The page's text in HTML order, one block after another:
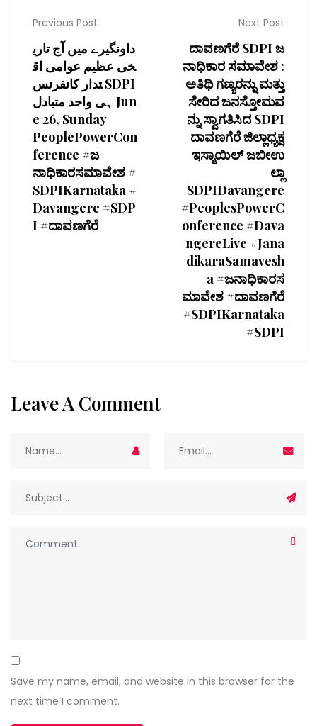
Previous Post
داونگیرے میں آج تاری
خی عظیم عوامی اق
تدار کانفرنس SDPI
ہی واحد متبادل Jun
e 26, Sunday
PeoplePowerCon
ference #ಜ
ನಾಧಿಕಾರಸಮಾವೇಶ #
SDPIKarnataka #
Davangere #SDP
I #ದಾವಣಗೆರೆ
Next Post
ದಾವಣಗೆರೆ SDPI ಜ
ನಾಧಿಕಾರ ಸಮಾವೇಶ :
ಅತಿಥಿ ಗಣ್ಯರನ್ನು ಮತ್ತು
ಸೇರಿದ ಜನಸ್ತೋಮವ
ನ್ನು ಸ್ವಾಗತಿಸಿದ SDPI
ದಾವಣಗೆರೆ ಜಿಲ್ಲಾಧ್ಯಕ್ಷ
ಇಸ್ಮಾಯಿಲ್ ಜಬೀಉ
ಲ್ಲಾ
SDPIDavangere
#PeoplesPowerC
onference #Dava
ngereLive #Jana
dikaraSamavesh
a #ಜನಾಧಿಕಾರಸ
ಮಾವೇಶ #ದಾವಣಗೆರೆ
#SDPIKarnataka
#SDPI
Leave A Comment
Save my name, email, and website in this browser for the
next time I comment.